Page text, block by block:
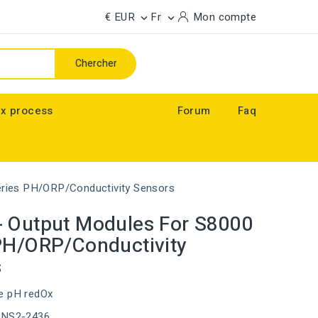
€ EUR  Fr  Mon compte
Chercher
process Forum Faq
PH/ORP/Conductivity Sensors
Output Modules For S8000
ORP/Conductivity
pH redOx